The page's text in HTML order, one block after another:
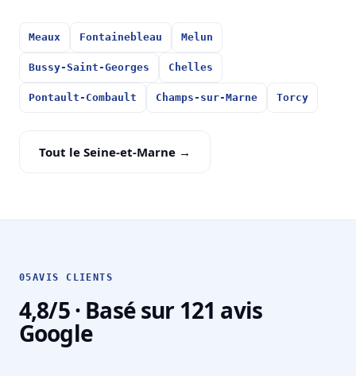
Meaux Fontainebleau Melun
Bussy-Saint-Georges Chelles
Pontault-Combault Champs-sur-Marne Torcy
Tout le Seine-et-Marne →
05AVIS CLIENTS
4,8/5 · Basé sur 121 avis
Google